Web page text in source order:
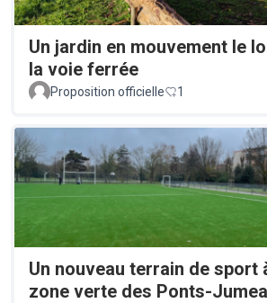
Un jardin en mouvement le
la voie ferrée
Proposition officielle 1
Un nouveau terrain de sport
zone verte des Ponts-